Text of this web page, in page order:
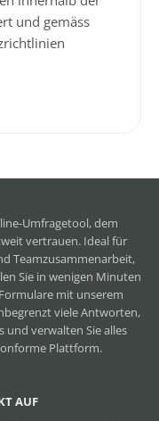
und gemäss
Umfragetool, dem
vertrauen. Ideal für
Teamzusammenarbeit,
Sie in wenigen Minuten
mit unserem
viele Antworten,
und verwalten Sie alles
Plattform.
AUF